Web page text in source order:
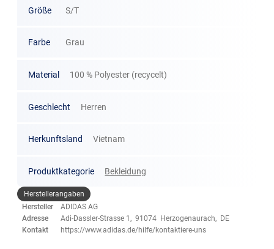
Größe S/T
Farbe Grau
Material 100 % Polyester (recycelt)
Geschlecht Herren
Herkunftsland Vietnam
Produktkategorie Bekleidung
Herstellerangaben
Hersteller
ADIDAS AG
Adresse
Adi-Dassler-Strasse 1, 91074 Herzogenaurach, DE
Kontakt
https://www.adidas.de/hilfe/kontaktiere-uns